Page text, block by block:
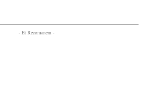
- Et Recomanem -